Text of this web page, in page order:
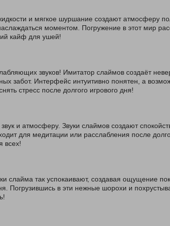
и мягкое шуршание создают атмосферу
моментом. Погружение в этот мир
кайф для ушей!
звуков! Имитатор слаймов создаёт
забот. Интерфейс интуитивно понятен, а
стресс после долгого игрового дня!
и атмосферу. Звуки слаймов создают
для медитации или расслабления после
всех!
слайма так успокаивают, создавая ощущение
Погрузившись в эти нежные шорохи и